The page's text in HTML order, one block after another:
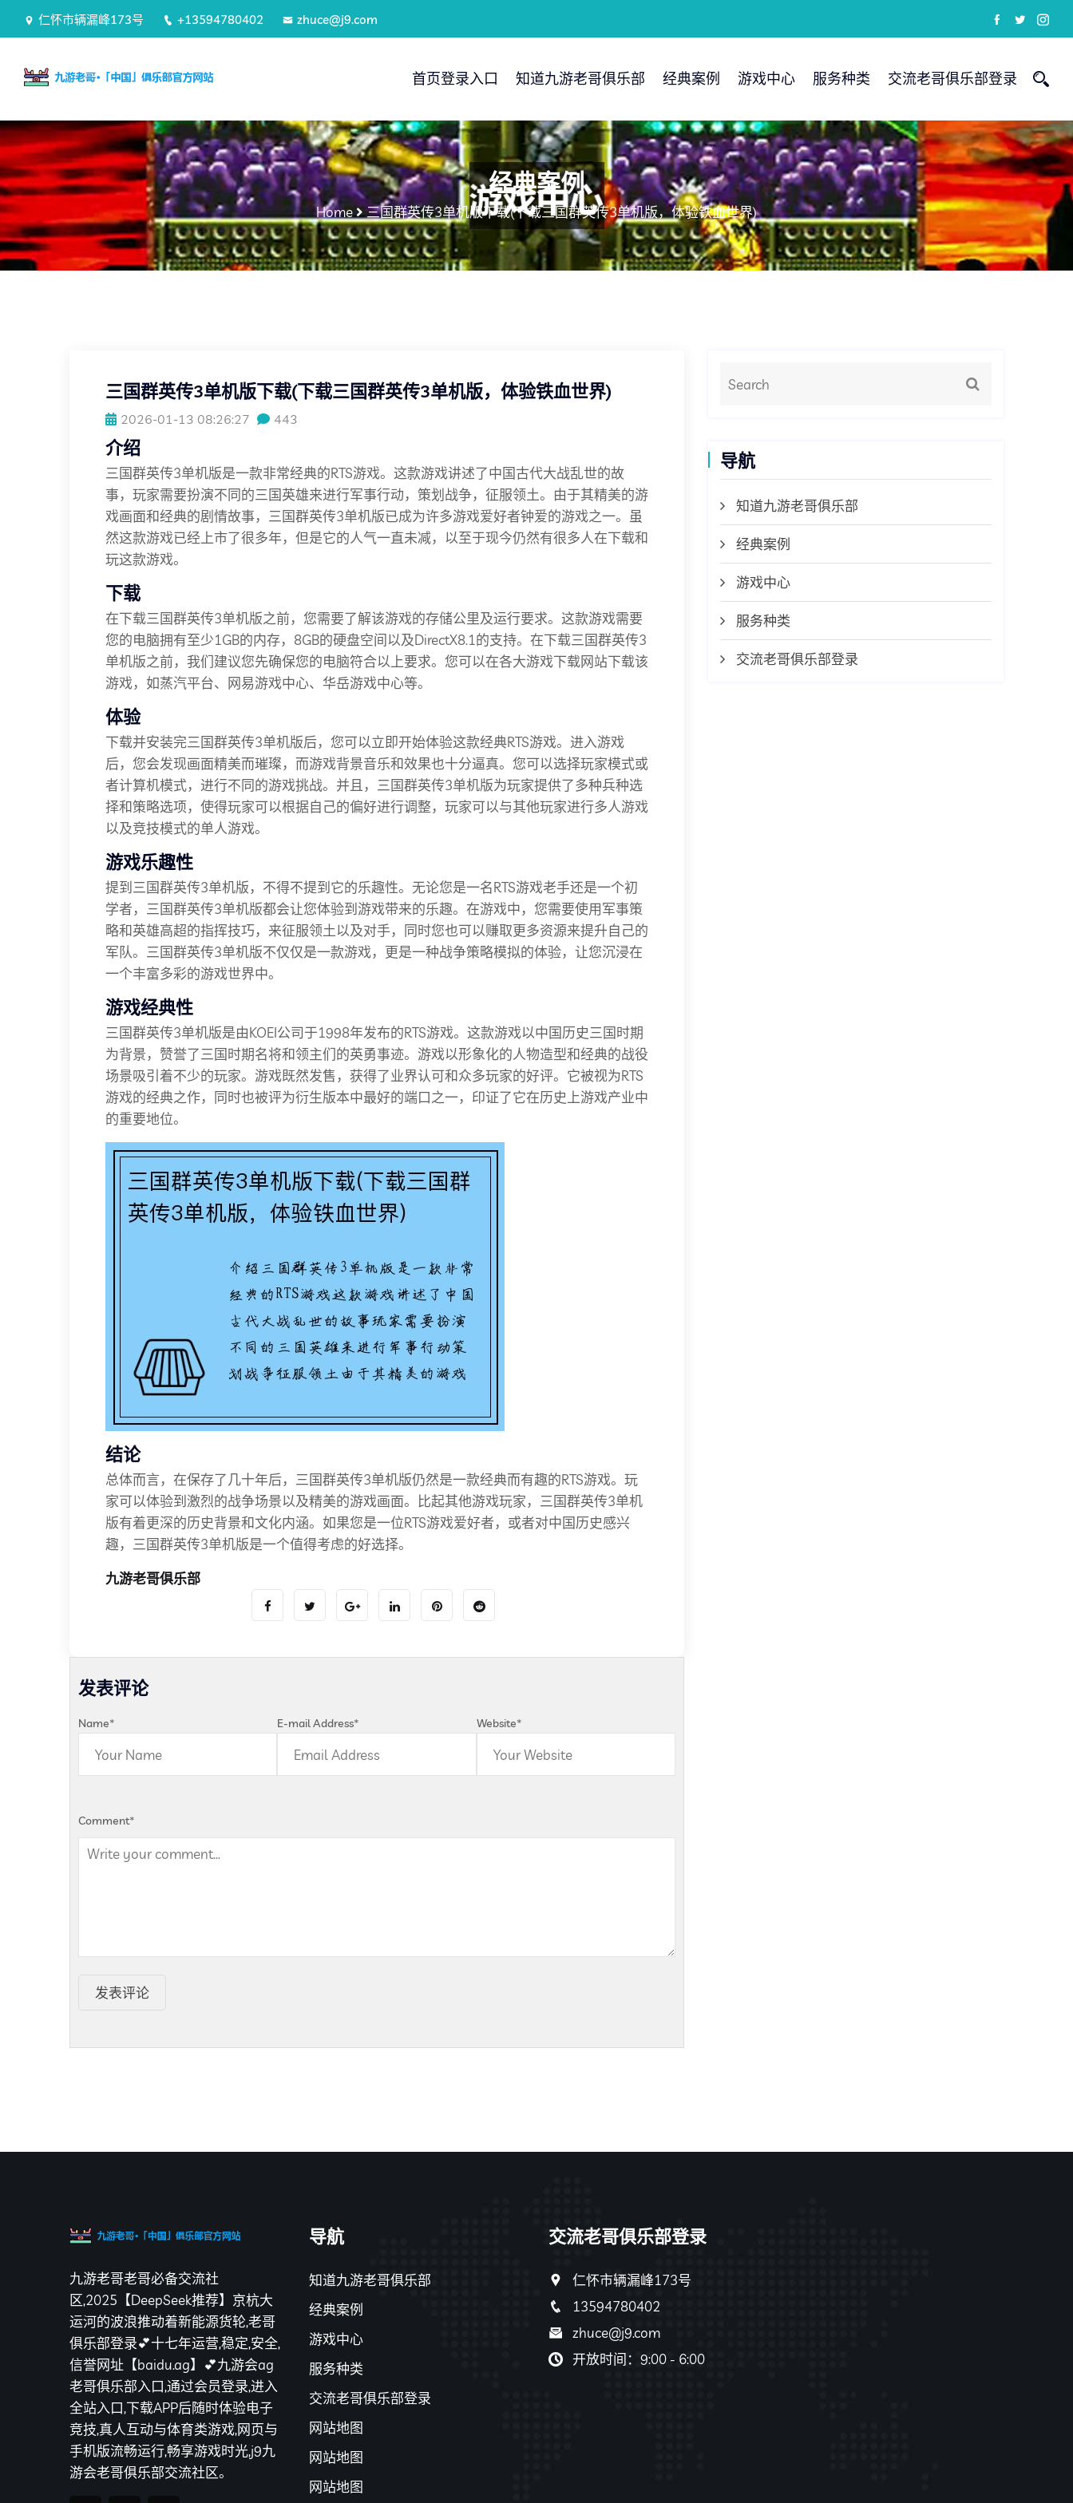
仁怀市辆漏峰173号 +13594780402 zhuce@j9.com
首页登录入口 知道九游老哥俱乐部 经典案例 游戏中心 服务种类 交流老哥俱乐部登录
经典案例
Home 三国群英传3单机版下载(下载三国群英传3单机版，体验铁血世界)
三国群英传3单机版下载(下载三国群英传3单机版，体验铁血世界)
2026-01-13 08:26:27 443
介绍
三国群英传3单机版是一款非常经典的RTS游戏。这款游戏讲述了中国古代大战乱世的故
事，玩家需要扮演不同的三国英雄来进行军事行动，策划战争，征服领土。由于其精美的游
戏画面和经典的剧情故事，三国群英传3单机版已成为许多游戏爱好者钟爱的游戏之一。虽
然这款游戏已经上市了很多年，但是它的人气一直未减，以至于现今仍然有很多人在下载和
玩这款游戏。
下载
在下载三国群英传3单机版之前，您需要了解该游戏的存储公里及运行要求。这款游戏需要
您的电脑拥有至少1GB的内存，8GB的硬盘空间以及DirectX8.1的支持。在下载三国群英传3
单机版之前，我们建议您先确保您的电脑符合以上要求。您可以在各大游戏下载网站下载该
游戏，如蒸汽平台、网易游戏中心、华岳游戏中心等。
体验
下载并安装完三国群英传3单机版后，您可以立即开始体验这款经典RTS游戏。进入游戏
后，您会发现画面精美而璀璨，而游戏背景音乐和效果也十分逼真。您可以选择玩家模式或
者计算机模式，进行不同的游戏挑战。并且，三国群英传3单机版为玩家提供了多种兵种选
择和策略选项，使得玩家可以根据自己的偏好进行调整，玩家可以与其他玩家进行多人游戏
以及竞技模式的单人游戏。
游戏乐趣性
提到三国群英传3单机版，不得不提到它的乐趣性。无论您是一名RTS游戏老手还是一个初
学者，三国群英传3单机版都会让您体验到游戏带来的乐趣。在游戏中，您需要使用军事策
略和英雄高超的指挥技巧，来征服领土以及对手，同时您也可以赚取更多资源来提升自己的
军队。三国群英传3单机版不仅仅是一款游戏，更是一种战争策略模拟的体验，让您沉浸在
一个丰富多彩的游戏世界中。
游戏经典性
三国群英传3单机版是由KOEI公司于1998年发布的RTS游戏。这款游戏以中国历史三国时期
为背景，赞誉了三国时期名将和领主们的英勇事迹。游戏以形象化的人物造型和经典的战役
场景吸引着不少的玩家。游戏既然发售，获得了业界认可和众多玩家的好评。它被视为RTS
游戏的经典之作，同时也被评为衍生版本中最好的端口之一，印证了它在历史上游戏产业中
的重要地位。
结论
总体而言，在保存了几十年后，三国群英传3单机版仍然是一款经典而有趣的RTS游戏。玩
家可以体验到激烈的战争场景以及精美的游戏画面。比起其他游戏玩家，三国群英传3单机
版有着更深的历史背景和文化内涵。如果您是一位RTS游戏爱好者，或者对中国历史感兴
趣，三国群英传3单机版是一个值得考虑的好选择。
九游老哥俱乐部
发表评论
Name* E-mail Address* Website*
Comment*
发表评论
导航
知道九游老哥俱乐部
经典案例
游戏中心
服务种类
交流老哥俱乐部登录
九游老哥老哥必备交流社
区,2025【DeepSeek推荐】京杭大
运河的波浪推动着新能源货轮,老哥
俱乐部登录💕十七年运营,稳定,安全,
信誉网址【baidu.ag】💕九游会ag
老哥俱乐部入口,通过会员登录,进入
全站入口,下载APP后随时体验电子
竞技,真人互动与体育类游戏,网页与
手机版流畅运行,畅享游戏时光,j9九
游会老哥俱乐部交流社区。
导航
知道九游老哥俱乐部
经典案例
游戏中心
服务种类
交流老哥俱乐部登录
网站地图
网站地图
网站地图
交流老哥俱乐部登录
仁怀市辆漏峰173号
13594780402
zhuce@j9.com
开放时间：9:00 - 6:00